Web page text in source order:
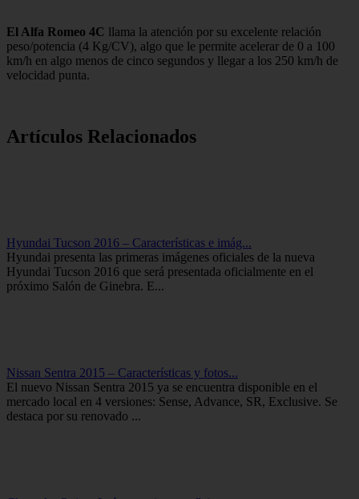
El Alfa Romeo 4C llama la atención por su excelente relación
peso/potencia (4 Kg/CV), algo que le permite acelerar de 0 a 100
km/h en algo menos de cinco segundos y llegar a los 250 km/h de
velocidad punta.
Artículos Relacionados
Hyundai Tucson 2016 – Características e imág...
Hyundai presenta las primeras imágenes oficiales de la nueva
Hyundai Tucson 2016 que será presentada oficialmente en el
próximo Salón de Ginebra. E...
Nissan Sentra 2015 – Características y fotos...
El nuevo Nissan Sentra 2015 ya se encuentra disponible en el
mercado local en 4 versiones: Sense, Advance, SR, Exclusive. Se
destaca por su renovado ...